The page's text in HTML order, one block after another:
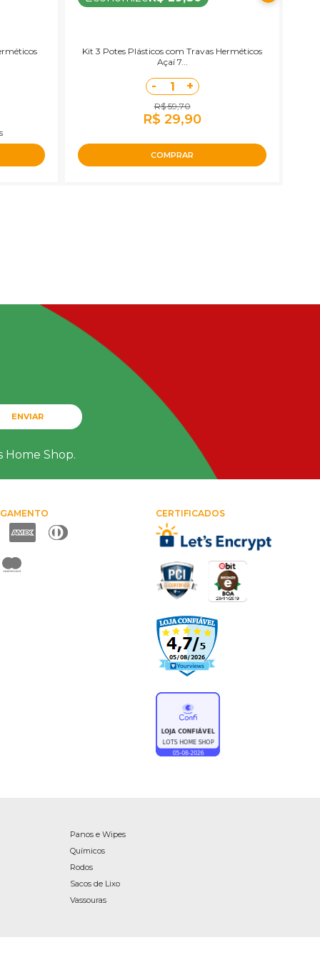
Kit 3 Potes Plásticos com Travas Herméticos
Açaí 7...
- 1 +
R$ 59,70
R$ 29,90
COMPRAR
Home Shop.
ENVIAR
CERTIFICADOS
Panos e Wipes
Químicos
Rodos
Sacos de Lixo
Vassouras